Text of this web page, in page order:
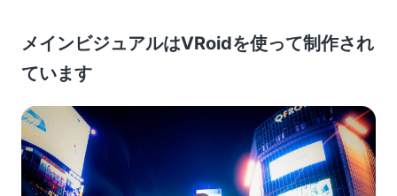
メインビジュアルはVRoidを使って制作され
ています